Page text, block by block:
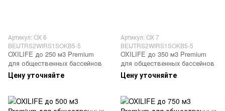
Артикул: OX 6
BEIJTRS2WIRS1SOKB5-5
OXILIFE до 250 м3 Premium
для общественных бассейнов
Цену уточняйте
Артикул: OX 7
BEIJTRS2WIRS1SOKB5-5
OXILIFE до 350 м3 Premium
для общественных бассейнов
Цену уточняйте